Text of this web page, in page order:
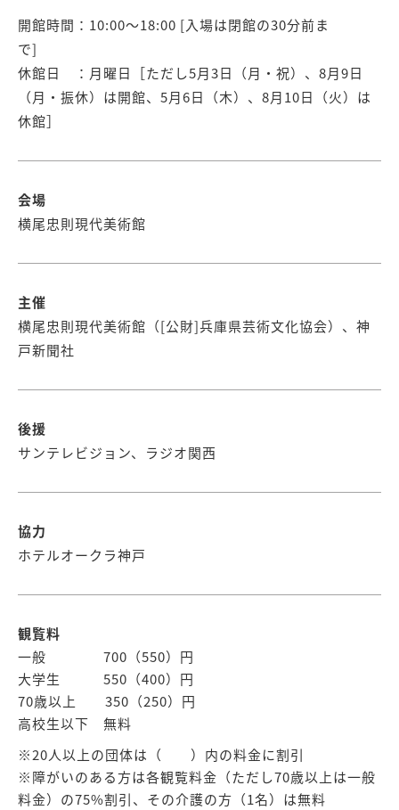
開館時間：10:00〜18:00 [入場は閉館の30分前ま
で]
休館日 ：月曜日［ただし5月3日（月・祝）、8月9日
（月・振休）は開館、5月6日（木）、8月10日（火）は
休館］
会場
横尾忠則現代美術館
主催
横尾忠則現代美術館（[公財]兵庫県芸術文化協会）、神
戸新聞社
後援
サンテレビジョン、ラジオ関西
協力
ホテルオークラ神戸
観覧料
一般 700（550）円
大学生 550（400）円
70歳以上 350（250）円
高校生以下 無料
※20人以上の団体は（ ）内の料金に割引
※障がいのある方は各観覧料金（ただし70歳以上は一般
料金）の75%割引、その介護の方（1名）は無料